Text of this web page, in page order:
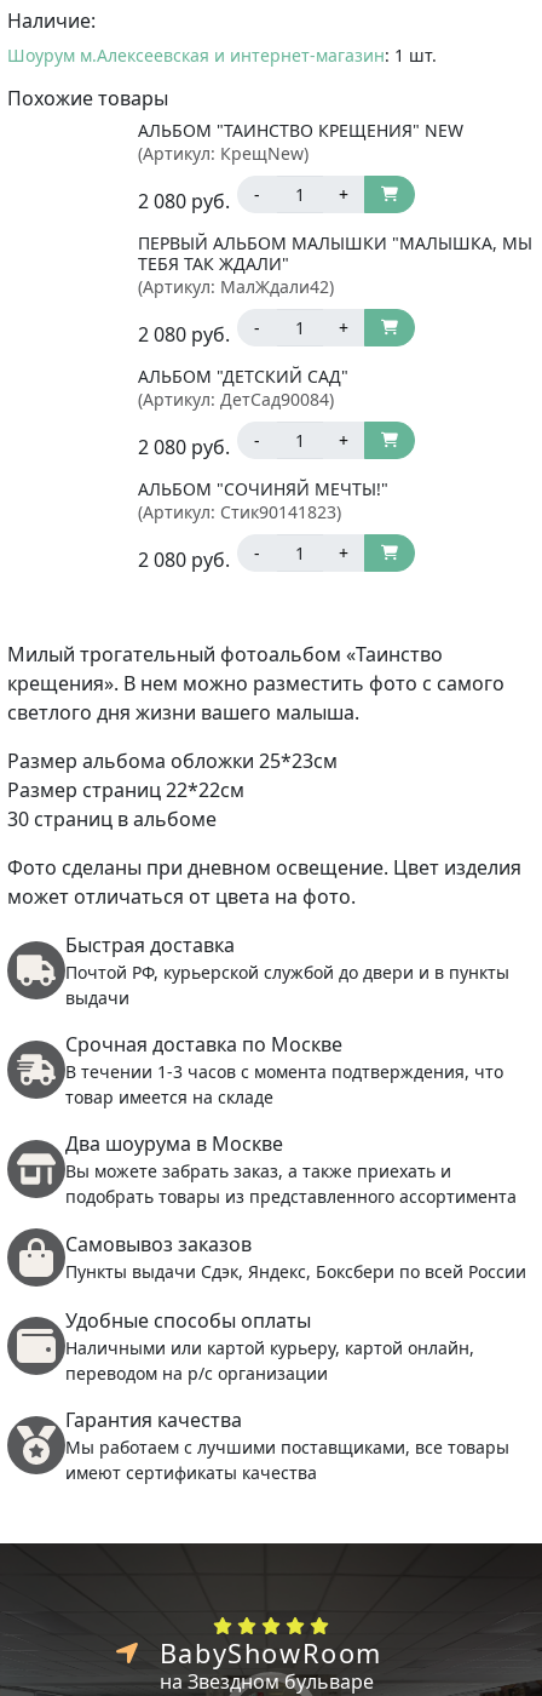
Наличие:
Шоурум м.Алексеевская и интернет-магазин: 1 шт.
Похожие товары
АЛЬБОМ "ТАИНСТВО КРЕЩЕНИЯ" NEW
(Артикул: КрещNew)
2 080 руб. - +
ПЕРВЫЙ АЛЬБОМ МАЛЫШКИ "МАЛЫШКА, МЫ
ТЕБЯ ТАК ЖДАЛИ"
(Артикул: МалЖдали42)
2 080 руб. - +
АЛЬБОМ "ДЕТСКИЙ САД"
(Артикул: ДетСад90084)
2 080 руб. - +
АЛЬБОМ "СОЧИНЯЙ МЕЧТЫ!"
(Артикул: Стик90141823)
2 080 руб. - +
Милый трогательный фотоальбом «Таинство
крещения». В нем можно разместить фото с самого
светлого дня жизни вашего малыша.
Размер альбома обложки 25*23см
Размер страниц 22*22см
30 страниц в альбоме
Фото сделаны при дневном освещение. Цвет изделия
может отличаться от цвета на фото.
Быстрая доставка
Почтой РФ, курьерской службой до двери и в пункты
выдачи
Срочная доставка по Москве
В течении 1-3 часов с момента подтверждения, что
товар имеется на складе
Два шоурума в Москве
Вы можете забрать заказ, а также приехать и
подобрать товары из представленного ассортимента
Самовывоз заказов
Пункты выдачи Сдэк, Яндекс, Боксбери по всей России
Удобные способы оплаты
Наличными или картой курьеру, картой онлайн,
переводом на р/с организации
Гарантия качества
Мы работаем с лучшими поставщиками, все товары
имеют сертификаты качества
BabyShowRoom
на Звездном бульваре